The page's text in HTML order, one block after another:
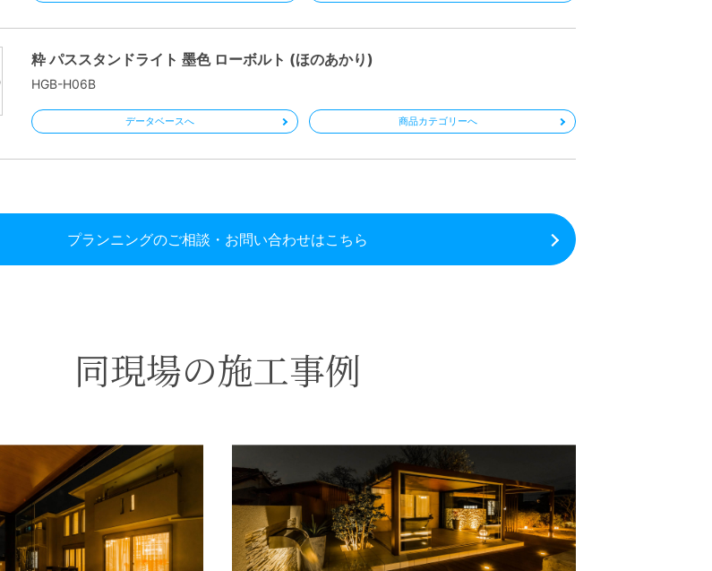
粋 パススタンドライト 墨色 ローボルト (ほのあかり)
HGB-H06B
データベースへ 商品カテゴリーへ
プランニングのご相談・お問い合わせはこちら
同現場の施工事例